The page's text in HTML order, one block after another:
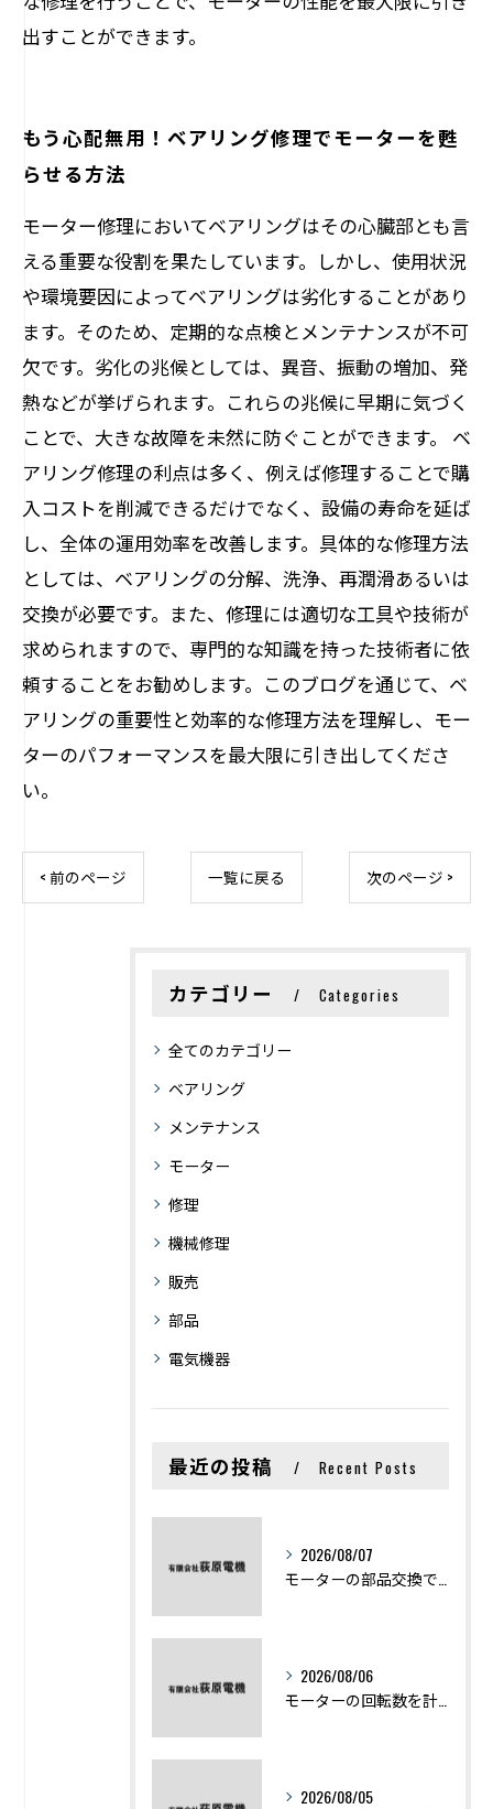
出すことができます。
もう心配無用！ベアリング修理でモーターを甦
らせる方法
モーター修理においてベアリングはその心臓部とも言
える重要な役割を果たしています。しかし、使用状況
や環境要因によってベアリングは劣化することがあり
ます。そのため、定期的な点検とメンテナンスが不可
欠です。劣化の兆候としては、異音、振動の増加、発
熱などが挙げられます。これらの兆候に早期に気づく
ことで、大きな故障を未然に防ぐことができます。 ベ
アリング修理の利点は多く、例えば修理することで購
入コストを削減できるだけでなく、設備の寿命を延ば
し、全体の運用効率を改善します。具体的な修理方法
としては、ベアリングの分解、洗浄、再潤滑あるいは
交換が必要です。また、修理には適切な工具や技術が
求められますので、専門的な知識を持った技術者に依
頼することをお勧めします。このブログを通じて、ベ
アリングの重要性と効率的な修理方法を理解し、モー
ターのパフォーマンスを最大限に引き出してくださ
い。
< 前のページ 一覧に戻る 次のページ >
カテゴリー Categories
全てのカテゴリー
ベアリング
メンテナンス
モーター
修理
機械修理
販売
部品
電気機器
最近の投稿 Recent Posts
2026/08/07
2026/08/06
2026/08/05